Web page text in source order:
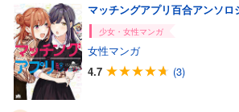
マッチングアプリ百合アンソロ
少女・女性マンガ
女性マンガ
4.7
(3)